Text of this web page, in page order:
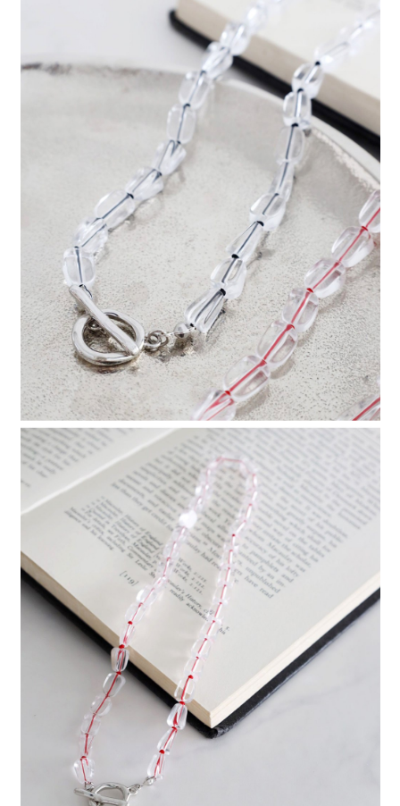
1.分期款項不併入電信帳單，「大哥付你分期」於每月結算日後寄送繳費提
2.透過簡訊連結打開帳單後，可選擇「超商條碼／台灣大直營門市／銀行轉
帳／街口支付／iPASS MONEY」等通路繳費。
1.本服務係由「台灣大哥大股份有限公司」（以下簡稱本公司）所提供，讓
用戶於交易時，得透過本服務購買商品或服務，並由商店將買賣／分期付款
買賣價金債權讓與本公司後，依約使用本公司帳單繳交帳款。
2.基於同意付款使用「大哥付你分期」之契約關係目的，商店將以您的個人
資料（包含姓名、電話或地址）提供予台灣大哥大進項蒐集、處理及利用，
由本公司與您本人進行分期帳單所需資料之確認、核對及更正。
3.完整用戶服務條款，請詳閱以下連結：
https://oppay.tw/userRule
【「AFTEE先享後付」結帳流程】
１．於結帳方式選擇「AFTEE先享後付」後，將跳轉至「AFTEE先享後付」
結帳頁面，進行簡訊認證並確認金額後，即可完成結帳。
２．訂單成立數日內，您將收到繳費通知簡訊。
３．收到繳費通知簡訊後14天內，點擊此簡訊中的連結，可透過四大超商／
ATM／網路銀行／等多元方式進行付款，方視為交易完成。
※ 請注意：結帳手續完成當下不需立刻繳費，但若您需要取消訂單，請聯絡
購買商品的店家。未經商家同意取消之訂單仍視為有效，需透過AFTEE先享
※ 交易是否成功請以「AFTEE先享後付 」之結帳頁面顯示為準，若有關於
是否繳費成功／繳費後需取消欲退款等相關疑問，請聯繫「AFTEE先享後付
https://netprotections.freshdesk.com/support/home
【注意事項】
１．透過由恩沛科技股份有限公司提供之「AFTEE先享後付」服務完成之交
易，需依本服務之必要範圍內提供個人資料，並將交易相關給付款項請求債
權轉讓予恩沛科技股份有限公司。
２．關於個人資料處理事宜，請瀏覽以下網址：
https://aftee.tw/terms/#terms3
３．未成年的使用者請事先徵得法定代理人或監護人之同意方可使用
「AFTEE先享後付」，若未經同意申辦者引起之損失，本公司不負相關責
任。
４．使用「AFTEE先享後付」時，將依據個別帳號之用戶狀況，依本公司即
時審查核予不同之上限額度；若仍有額度不足之情形，本公司將視審查結果
請求用戶進行身份認證。
５．嚴禁一人註冊多個帳號或使用他人資訊註冊。若發現惡意使用之情形，
恩沛科技股份有限公司將有權停止該用戶之使用額度並採取法律行動。
每筆NT$80，滿NT$888(含以上)免運費
7-11 取貨付款
每筆NT$80，滿NT$1,500(含以上)免運費
每筆NT$80，滿NT$1,500(含以上)免運費
每筆NT$80，滿NT$1,500(含以上)免運費